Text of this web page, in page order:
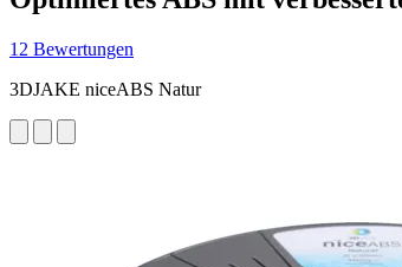
12 Bewertungen
3DJAKE niceABS Natur